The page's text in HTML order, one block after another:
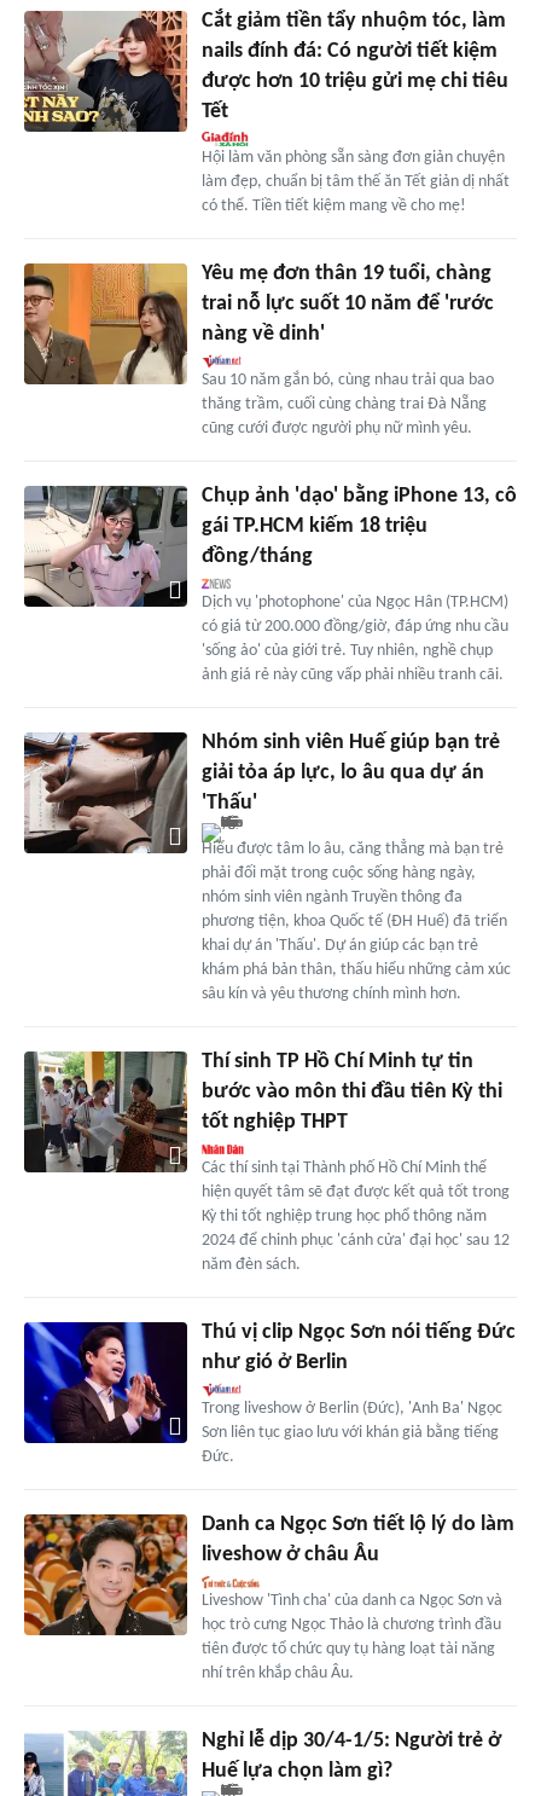
Cắt giảm tiền tẩy nhuộm tóc, làm
nails đính đá: Có người tiết kiệm
được hơn 10 triệu gửi mẹ chi tiêu
Tết
Hội làm văn phòng sẵn sàng đơn giản chuyện
làm đẹp, chuẩn bị tâm thế ăn Tết giản dị nhất
có thể. Tiền tiết kiệm mang về cho mẹ!
Yêu mẹ đơn thân 19 tuổi, chàng
trai nỗ lực suốt 10 năm để 'rước
nàng về dinh'
Sau 10 năm gắn bó, cùng nhau trải qua bao
thăng trầm, cuối cùng chàng trai Đà Nẵng
cũng cưới được người phụ nữ mình yêu.
Chụp ảnh 'dạo' bằng iPhone 13, cô
gái TP.HCM kiếm 18 triệu
đồng/tháng
Dịch vụ 'photophone' của Ngọc Hân (TP.HCM)
có giá từ 200.000 đồng/giờ, đáp ứng nhu cầu
'sống ảo' của giới trẻ. Tuy nhiên, nghề chụp
ảnh giá rẻ này cũng vấp phải nhiều tranh cãi.
Nhóm sinh viên Huế giúp bạn trẻ
giải tỏa áp lực, lo âu qua dự án
'Thấu'
Hiểu được tâm lo âu, căng thẳng mà bạn trẻ
phải đối mặt trong cuộc sống hàng ngày,
nhóm sinh viên ngành Truyền thông đa
phương tiện, khoa Quốc tế (ĐH Huế) đã triển
khai dự án 'Thấu'. Dự án giúp các bạn trẻ
khám phá bản thân, thấu hiểu những cảm xúc
sâu kín và yêu thương chính mình hơn.
Thí sinh TP Hồ Chí Minh tự tin
bước vào môn thi đầu tiên Kỳ thi
tốt nghiệp THPT
Các thí sinh tại Thành phố Hồ Chí Minh thể
hiện quyết tâm sẽ đạt được kết quả tốt trong
Kỳ thi tốt nghiệp trung học phổ thông năm
2024 để chinh phục 'cánh cửa' đại học' sau 12
năm đèn sách.
Thú vị clip Ngọc Sơn nói tiếng Đức
như gió ở Berlin
Trong liveshow ở Berlin (Đức), 'Anh Ba' Ngọc
Sơn liên tục giao lưu với khán giả bằng tiếng
Đức.
Danh ca Ngọc Sơn tiết lộ lý do làm
liveshow ở châu Âu
Liveshow 'Tình cha' của danh ca Ngọc Sơn và
học trò cưng Ngọc Thảo là chương trình đầu
tiên được tổ chức quy tụ hàng loạt tài năng
nhí trên khắp châu Âu.
Nghỉ lễ dịp 30/4-1/5: Người trẻ ở
Huế lựa chọn làm gì?